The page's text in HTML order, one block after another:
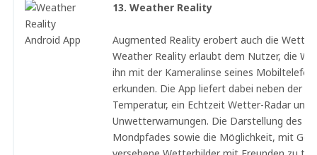
13. Weather Reality
Augmented Reality erobert auch die
Weather Reality erlaubt dem Nutzer, die
ihn mit der Kameralinse seines
erkunden. Die App liefert dabei neben der
Temperatur, ein Echtzeit Wetter-Radar und
Unwetterwarnungen. Die Darstellung des
Mondpfades sowie die Möglichkeit, mit